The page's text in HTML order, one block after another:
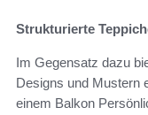
Strukturierte
Im Gegensatz dazu
Designs und Mustern
einem Balkon